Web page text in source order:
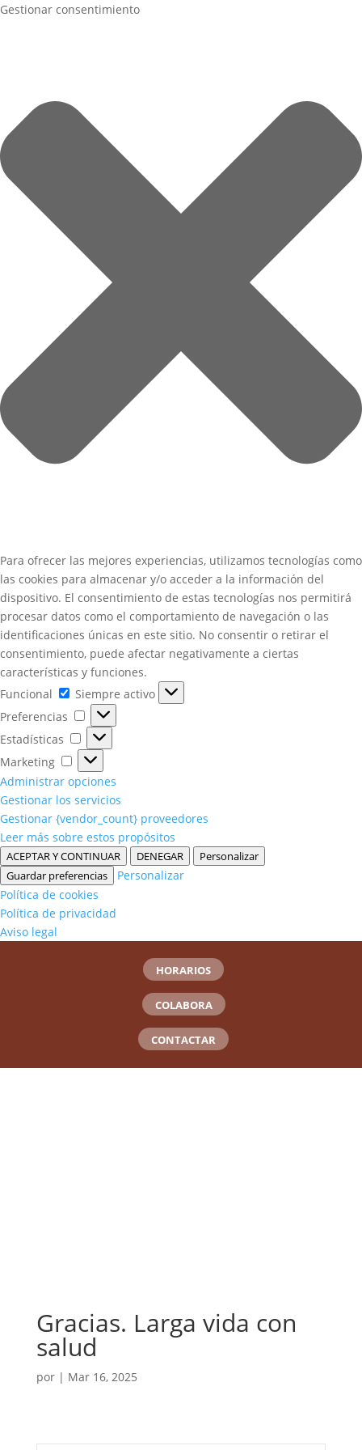
Gestionar consentimiento
Para ofrecer las mejores experiencias, utilizamos tecnologías como
las cookies para almacenar y/o acceder a la información del
dispositivo. El consentimiento de estas tecnologías nos permitirá
procesar datos como el comportamiento de navegación o las
identificaciones únicas en este sitio. No consentir o retirar el
consentimiento, puede afectar negativamente a ciertas
características y funciones.
Funcional
Funcional
Siempre activo
Preferencias
Preferencias
Estadísticas
Estadísticas
Marketing
Marketing
Administrar opciones
Gestionar los servicios
Gestionar {vendor_count} proveedores
Leer más sobre estos propósitos
ACEPTAR Y CONTINUAR DENEGAR
Personalizar
Guardar preferencias
Personalizar
Política de cookies
Política de privacidad
Aviso legal
HORARIOS
COLABORA
CONTACTAR
Gracias. Larga vida con
salud
por | Mar 16, 2025